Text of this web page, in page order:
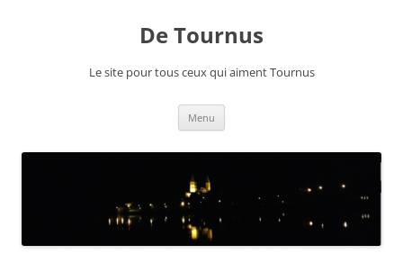
De Tournus
Le site pour tous ceux qui aiment Tournus
Menu